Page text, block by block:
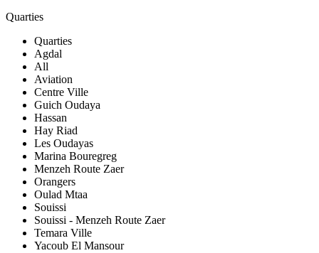
Quarties
Quarties
Agdal
All
Aviation
Centre Ville
Guich Oudaya
Hassan
Hay Riad
Les Oudayas
Marina Bouregreg
Menzeh Route Zaer
Orangers
Oulad Mtaa
Souissi
Souissi - Menzeh Route Zaer
Temara Ville
Yacoub El Mansour